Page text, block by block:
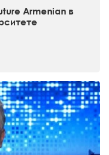
Armenian в